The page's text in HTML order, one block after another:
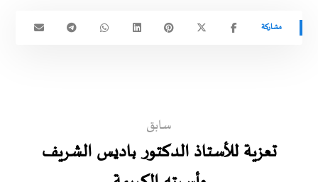
سابق
تعزية للأستاذ الدكتور باديس الشريف